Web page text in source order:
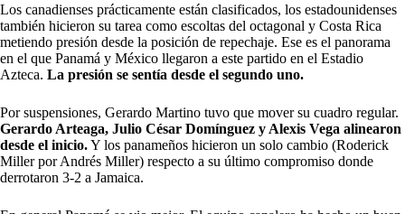
Los canadienses prácticamente están clasificados, los estadounidenses
también hicieron su tarea como escoltas del octagonal y Costa Rica
metiendo presión desde la posición de repechaje. Ese es el panorama
en el que Panamá y México llegaron a este partido en el Estadio
Azteca. La presión se sentía desde el segundo uno.
Por suspensiones, Gerardo Martino tuvo que mover su cuadro regular.
Gerardo Arteaga, Julio César Domínguez y Alexis Vega alinearon
desde el inicio.Y los panameños hicieron un solo cambio (Roderick
Miller por Andrés Miller) respecto a su último compromiso donde
derrotaron 3-2 a Jamaica.